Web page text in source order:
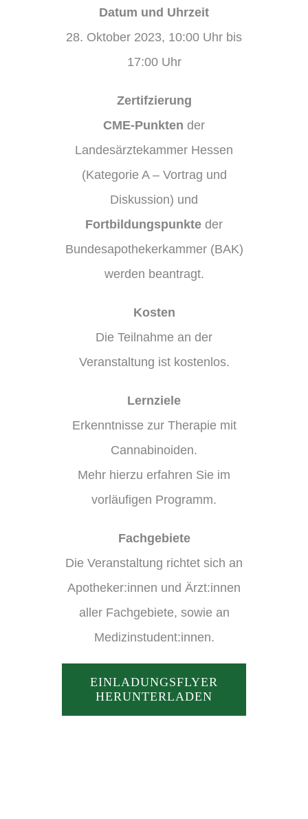
Datum und Uhrzeit
28. Oktober 2023, 10:00 Uhr bis
17:00 Uhr
Zertifzierung
CME-Punkten der
Landesärztekammer Hessen
(Kategorie A – Vortrag und
Diskussion) und
Fortbildungspunkte der
Bundesapothekerkammer (BAK)
werden beantragt.
Kosten
Die Teilnahme an der
Veranstaltung ist kostenlos.
Lernziele
Erkenntnisse zur Therapie mit
Cannabinoiden.
Mehr hierzu erfahren Sie im
vorläufigen Programm.
Fachgebiete
Die Veranstaltung richtet sich an
Apotheker:innen und Ärzt:innen
aller Fachgebiete, sowie an
Medizinstudent:innen.
EINLADUNGSFLYER
HERUNTERLADEN